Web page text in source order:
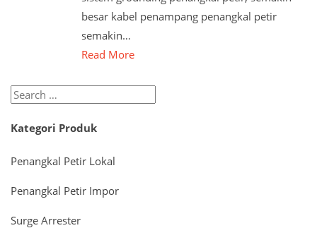
besar kabel penampang penangkal petir
semakin…
Read More
Search
Kategori Produk
Penangkal Petir Lokal
Penangkal Petir Impor
Surge Arrester